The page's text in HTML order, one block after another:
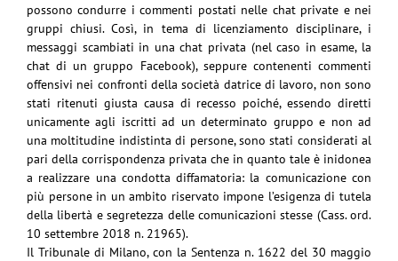
possono condurre i commenti postati nelle chat private e nei
gruppi chiusi.Così, in tema di licenziamento disciplinare, i
messaggi scambiati in una chat privata (nel caso inesame, la
chat di un gruppo Facebook), seppure contenenti commenti
offensivi nei confronti dellasocietà datrice di lavoro, non sono
stati ritenuti giusta causa di recesso poiché, essendo diretti
unicamente agli iscritti ad un determinato gruppo e non ad
una moltitudine indistinta di persone,sono stati considerati al
pari della corrispondenza privata che in quanto tale è inidonea
a realizzare una condotta diffamatoria: la comunicazione con
più persone in un ambito riservato impone l’esigenza di tutela
della libertà e segretezza delle comunicazioni stesse (Cass. ord.
10 settembre 2018 n. 21965).
Il Tribunale di Milano, con la Sentenza n. 1622 del 30 maggio